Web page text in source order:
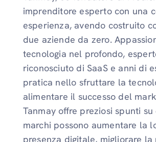
imprenditore esperto con una
esperienza, avendo costruito
due aziende da zero.
tecnologia nel profondo,
riconosciuto di SaaS e anni di
pratica nello sfruttare la
alimentare il successo del
Tanmay offre preziosi spunti su
marchi possono aumentare la
presenza digitale, migliorare